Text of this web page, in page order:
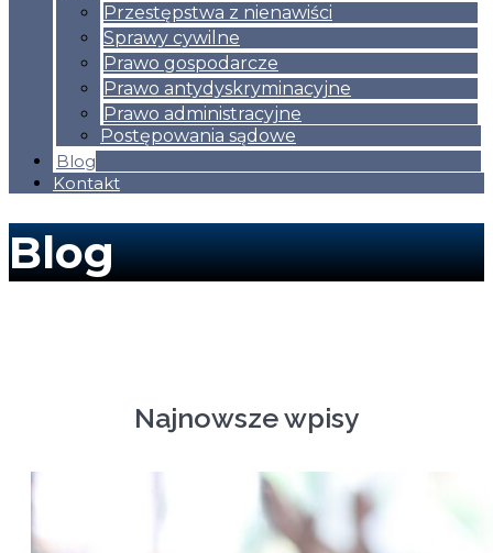
Przestępstwa z nienawiści
Sprawy cywilne
Prawo gospodarcze
Prawo antydyskryminacyjne
Prawo administracyjne
Postępowania sądowe
Blog
Kontakt
Blog
Najnowsze wpisy